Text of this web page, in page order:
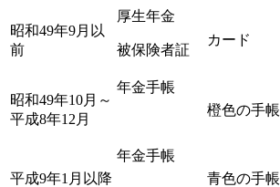
昭和49年9月以
前
厚生年金
被保険者証
カード
昭和49年10月～
平成8年12月
年金手帳
橙色の手帳
平成9年1月以降
年金手帳
青色の手帳